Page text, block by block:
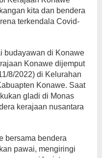
kita dan bendera
terkendala Covid-
budayawan di Konawe
Konawe dijemput
8/2022) di Kelurahan
Konawe. Saat
gladi di Monas
kerajaan nusantara
bersama bendera
pawai, mengiringi